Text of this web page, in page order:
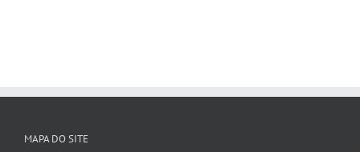
MAPA DO SITE